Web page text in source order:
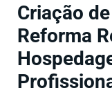
Criação
Reforma